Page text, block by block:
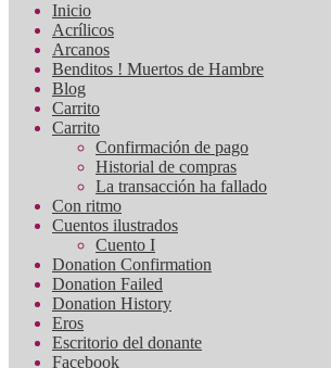
Inicio
Acrílicos
Arcanos
Benditos ! Muertos de Hambre
Blog
Carrito
Carrito
Confirmación de pago
Historial de compras
La transacción ha fallado
Con ritmo
Cuentos ilustrados
Cuento I
Donation Confirmation
Donation Failed
Donation History
Eros
Escritorio del donante
Facebook